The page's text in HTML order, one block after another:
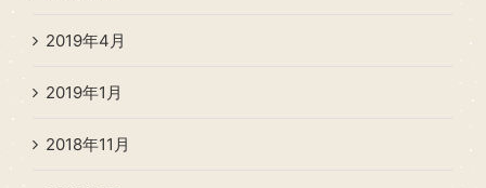
2019年4月
2019年1月
2018年11月